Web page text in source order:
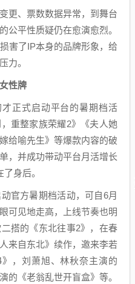
更、票数数据异常，到舞台
平性质疑仍在愈演愈烈。
害了IP本身的品牌形象，给
力。
性牌
正式启动平台的暑期档活
重整家族荣耀2》《夫人她
给喻先生》等爆款内容的破
，并成功带动平台月活增长
身后。
官方暑期档活动，可自6月
可见地走高，上线节奏也明
搭的《东北往事2》，在春
来自东北》续作，邀来李若
，刘萧旭、林秋奈主演的
的《老翁乱世开盲盒》等。